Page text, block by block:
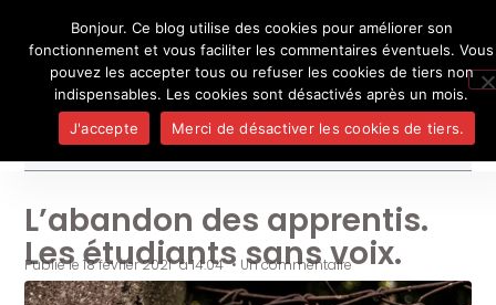
UN BLOG DESEL
Je pense, donc je ne suis personne
Médias
L’abandon des apprentis.
Les étudiants sans voix.
Publié le18 février 2021 à14:04 • Un commentaire
Bonjour. Ce blog utilise des cookies pour améliorer son
fonctionnement et vous faciliter les commentaires éventuels. Vous
pouvez les accepter tous ou refuser les cookies de tiers non
indispensables. Les cookies sont désactivés après un mois.
J'accepte
Merci de désactiver les cookies de tiers.